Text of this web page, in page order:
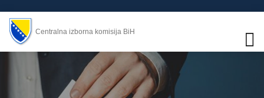
Centralna izborna komisija BiH